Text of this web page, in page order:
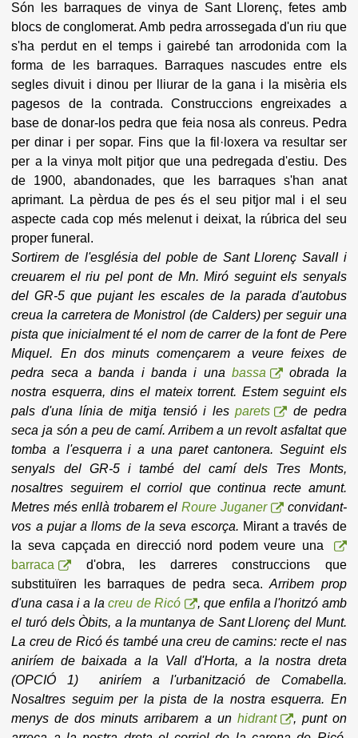
Són les barraques de vinya de Sant Llorenç, fetes amb
blocs de conglomerat. Amb pedra arrossegada d'un riu que
s'ha perdut en el temps i gairebé tan arrodonida com la
forma de les barraques. Barraques nascudes entre els
segles divuit i dinou per lliurar de la gana i la misèria els
pagesos de la contrada. Construccions engreixades a
base de donar-los pedra que feia nosa als conreus. Pedra
per dinar i per sopar. Fins que la fil·loxera va resultar ser
per a la vinya molt pitjor que una pedregada d'estiu. Des
de 1900, abandonades, que les barraques s'han anat
aprimant. La pèrdua de pes és el seu pitjor mal i el seu
aspecte cada cop més melenut i deixat, la rúbrica del seu
proper funeral.
Sortirem de l'església del poble de Sant Llorenç SavalI i
creuarem el riu pel pont de Mn. Miró seguint els senyals
del GR-5 que pujant les escales de la parada d'autobus
creua la carretera de Monistrol (de Calders) per seguir una
pista que inicialment té el nom de carrer de la font de Pere
Miquel. En dos minuts començarem a veure feixes de
pedra seca a banda i banda i una bassa
obrada la
nostra esquerra, dins el mateix torrent. Estem seguint els
pals d'una línia de mitja tensió i lesparets
de pedra
seca ja són a peu de camí. Arribem a un revolt asfaltat que
tomba a l'esquerra i a una paret cantonera. Seguint els
senyals del GR-5 i també del camí dels Tres Monts,
nosaltres seguirem el corriol que continua recte amunt.
Metres més enllà trobarem elRoure Juganer
convidant-
vos a pujar a lloms de la seva escorça. Mirant a través de
la seva capçada en direcció nord podem veure una
barraca
d'obra, les darreres construccions que
substituïren les barraques de pedra seca.Arribem prop
d'una casa i a lacreu de Ricó
, que enfila a l'horitzó amb
el turó dels Òbits, a la muntanya de Sant Llorenç del Munt.
La creu de Ricó és també una creu de camins: recte el nas
aniríem de baixada a la Vall d'Horta, a la nostra dreta
(OPCIÓ 1) aniríem a l'urbanització de Comabella.
Nosaltres seguim per la pista de la nostra esquerra. En
menys de dos minuts arribarem a un hidrant
, punt on